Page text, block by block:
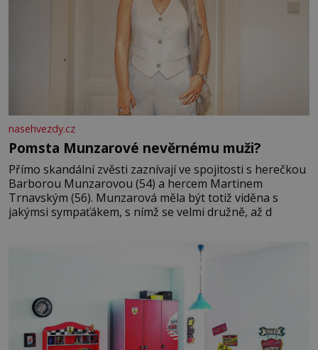
nasehvezdy.cz
Pomsta Munzarové nevěrnému muži?
Přímo skandální zvěsti zaznívají ve spojitosti s herečkou
Barborou Munzarovou (54) a hercem Martinem
Trnavským (56). Munzarová měla být totiž viděna s
jakýmsi sympaťákem, s nímž se velmi družně, až d